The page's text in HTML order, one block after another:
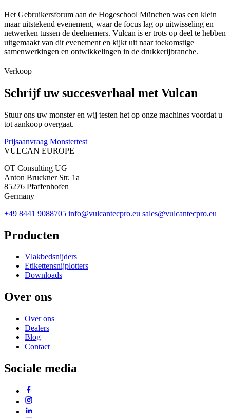
Het Gebruikersforum aan de Hogeschool München was een klein
maar uitstekend evenement, waar de focus lag op uitwisseling en
netwerken tussen de deelnemers. Vulcan is er trots op deel te hebben
uitgemaakt van dit evenement en kijkt uit naar toekomstige
samenwerkingen en ontwikkelingen in de drukkerijbranche.
Verkoop
Schrijf uw succesverhaal met Vulcan
Stuur ons uw monster en wij testen het op onze machines voordat u
tot aankoop overgaat.
Prijsaanvraag Monstertest
VULCAN EUROPE
OT Consulting UG
Anton Bruckner Str. 1a
85276 Pfaffenhofen
Germany
+49 8441 9088705 info@vulcantecpro.eu sales@vulcantecpro.eu
Producten
Vlakbedsnijders
Etikettensnijplotters
Downloads
Over ons
Over ons
Dealers
Blog
Contact
Sociale media